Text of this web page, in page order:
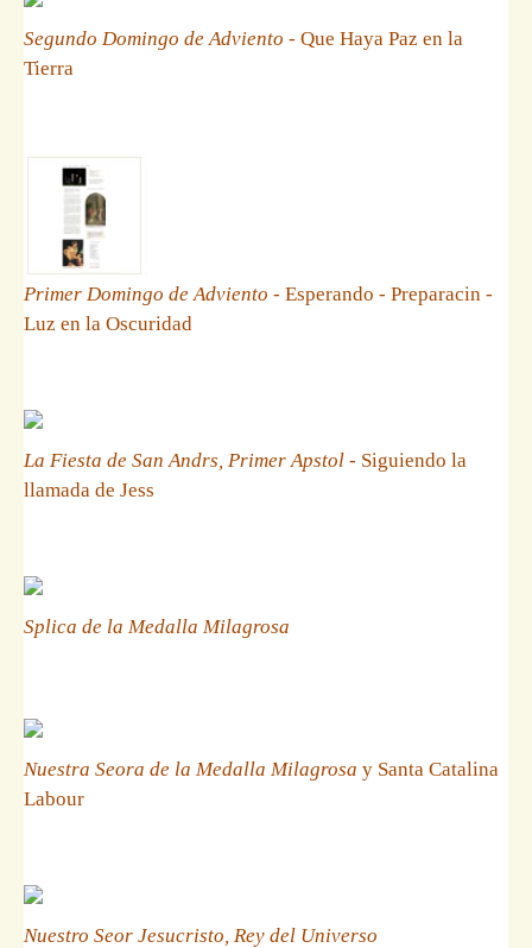
Segundo Domingo de Adviento - Que Haya Paz en la
Tierra
Primer Domingo de Adviento - Esperando - Preparacin -
Luz en la Oscuridad
La Fiesta de San Andrs, Primer Apstol - Siguiendo la
llamada de Jess
Splica de la Medalla Milagrosa
Nuestra Seora de la Medalla Milagrosa y Santa Catalina
Labour
Nuestro Seor Jesucristo, Rey del Universo